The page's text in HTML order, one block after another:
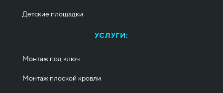
Детские площадки
УСЛУГИ:
Монтаж под ключ
Монтаж плоской кровли